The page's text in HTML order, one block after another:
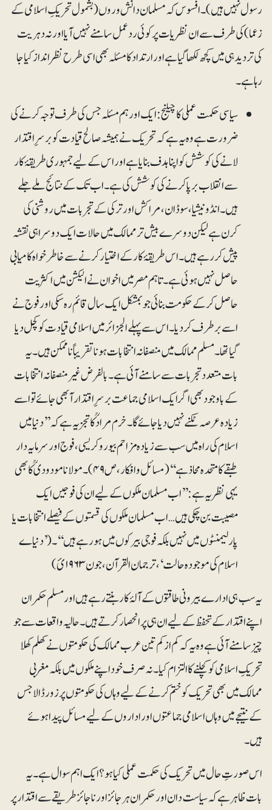
رسول نہیں ہیں)۔ افسوس کہ مسلمان دانش وروں (بشمول تحریکِ اسلامی کے
زعما) کی طرف سے ان نظریات پر کوئی ردعمل سامنے نہیں آیا اور نہ دہریت
کی تردید ہی میں کچھ لکھا گیا ہے اور ارتداد کا مسئلہ بھی اسی طرح نظرانداز کیا جا
رہا ہے۔
سیاسی حکمت عملی کا چیلنج:ایک اور ہم مسئلہ جس کی طرف توجہ کرنے کی
ضرورت ہے وہ یہ ہے کہ تحریک نے ہمیشہ صالح قیادت کو برسرِاقتدار
لانے کی کوشش کو اپنا ہدف بنایا ہے اور اس کے لیے جمہوری طریقۂ کار
سے انقلاب برپا کرنے کی کوشش کی ہے۔اب تک کے نتائج ملے جلے
ہیں۔ انڈونیشیا، سوڈان، مراکش اور ترکی کے تجربات میں روشنی کی
کرن ہے لیکن دوسرے بیش تر ممالک میں حالات ایک دوسرا ہی نقشہ
پیش کر رہے ہیں۔اس طریقۂ کار کے اختیار کرنے سے خاطرخواہ کامیابی
حاصل نہیں ہوئی ہے۔ تاہم مصر میں اخوان نے الیکشن میں اکثریت
حاصل کر کے حکومت بنائی جو بمشکل ایک سال قائم رہ سکی اور فوج نے
اسے برطرف کر دیا۔ اس سے پہلے الجزائر میں اسلامی قیادت کو کچل دیا
گیا تھا۔ مسلم ممالک میں منصفانہ انتخابات ہونا تقریباً ناممکن ہیں ۔ یہ
بات متعدد تجربات سے سامنے آئی ہے۔ بالفرض غیرمنصفانہ انتخابات
کے باوجود بھی اگر ایک اسلامی جماعت برسرِاقتدار آبھی جائے تو اسے
زیادہ عرصہ ٹکنے نہیں دیا جائے گا۔ خرم مرادؒ کا تجزیہ ہے کہ ’’دنیا میں
اسلام کی راہ میں سب سے زیادہ مزاحم بیوروکریسی، فوج اور سرمایہ دار
طبقے کا متحدہ محاذ ہے‘‘(مسائل و افکار، ص ۴۹)۔ مولانا مودودیؒ کا بھی
یہی نظریہ ہے: ’’اب مسلمان ملکوں کے لیے ان کی فوجیں ایک
مصیبت بن چکی ہیں… اب مسلمان ملکوں کی قسمتوں کے فیصلے انتخابات یا
پارلیمنٹوں میں نہیں بلکہ فوجی بیرکوں میں ہو رہے ہیں‘‘۔(’دنیاے
اسلام کی موجودہ حالت‘، ترجمان القرآن، جون ۱۹۶۳ئ)
یہ سب ہی ادارے بیرونی طاقتوں کے آلۂ کار بنتے رہے ہیں اور مسلم حکمران
اپنے اقتدار کے تحفظ کے لیے ان ہی پر انحصار کرتے ہیں۔ حالیہ واقعات سے جو
چیز سامنے آئی ہے وہ یہ کہ کم از کم تین عرب ممالک کی حکومتوں نے کھلم کھلا
تحریکِ اسلامی کو کچلنے کا التزام کیا ۔ نہ صرف خود اپنے ملکوں میں بلکہ مغربی
ممالک میں بھی تحریک کو ختم کرنے کے لیے وہاں کی حکومتوں پر زور ڈالا جس
کے نتیجے میں وہاں اسلامی جماعتوں اور اداروں کے لیے مسائل پیدا ہوئے
ہیں۔
اس صورتِ حال میں تحریک کی حکمت عملی کیا ہو؟ ایک اہم سوال ہے۔ یہ
بات ظاہرہے کہ سیاست دان اور حکمران ہر جائز اور ناجائز طریقے سے اقتدار پر